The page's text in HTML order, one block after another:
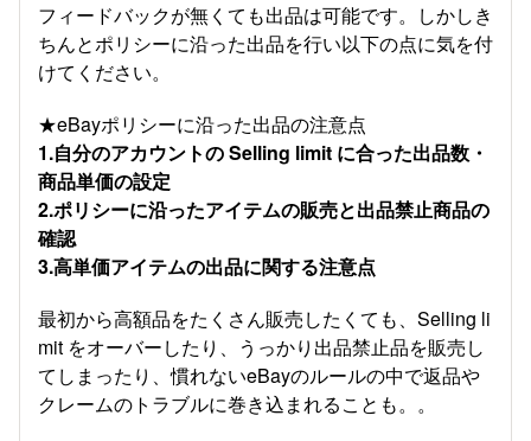
フィードバックが無くても出品は可能です。しかしき
ちんとポリシーに沿った出品を行い以下の点に気を付
けてください。
★eBayポリシーに沿った出品の注意点
1.自分のアカウントの Selling limit に合った出品数・
商品単価の設定
2.ポリシーに沿ったアイテムの販売と出品禁止商品の
確認
3.高単価アイテムの出品に関する注意点
最初から高額品をたくさん販売したくても、Selling li
mit をオーバーしたり、うっかり出品禁止品を販売し
てしまったり、慣れないeBayのルールの中で返品や
クレームのトラブルに巻き込まれることも。。